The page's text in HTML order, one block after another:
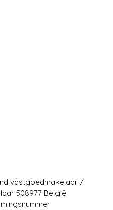
vastgoedmakelaar /
508977 België